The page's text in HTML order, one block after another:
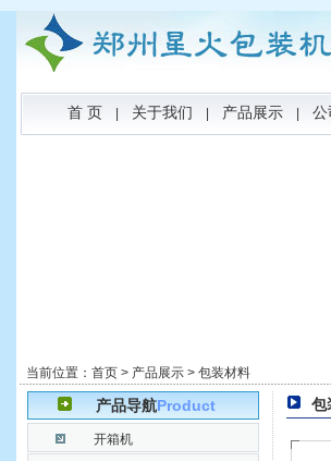
首 页 关于我们 产品展示 |公
当前位置： 首页 > 产品展示 > 包装材料
产品导航Product
开箱机
包